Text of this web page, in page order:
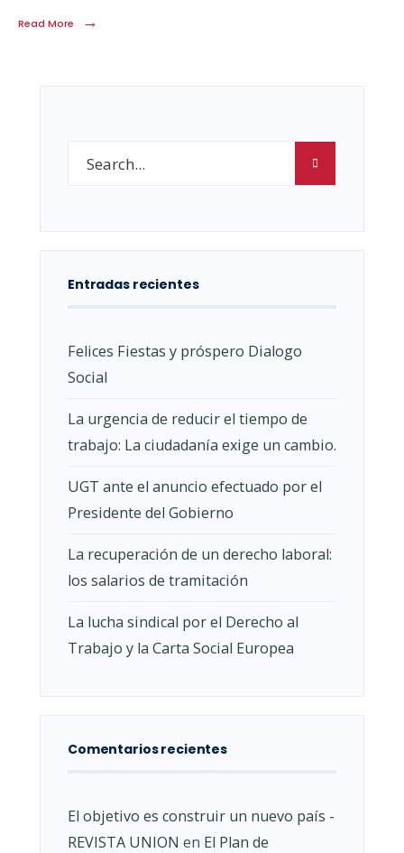
Read More →
Entradas recientes
Felices Fiestas y próspero Dialogo
Social
La urgencia de reducir el tiempo de
trabajo: La ciudadanía exige un cambio.
UGT ante el anuncio efectuado por el
Presidente del Gobierno
La recuperación de un derecho laboral:
los salarios de tramitación
La lucha sindical por el Derecho al
Trabajo y la Carta Social Europea
Comentarios recientes
El objetivo es construir un nuevo país -
REVISTA UNION en El Plan de